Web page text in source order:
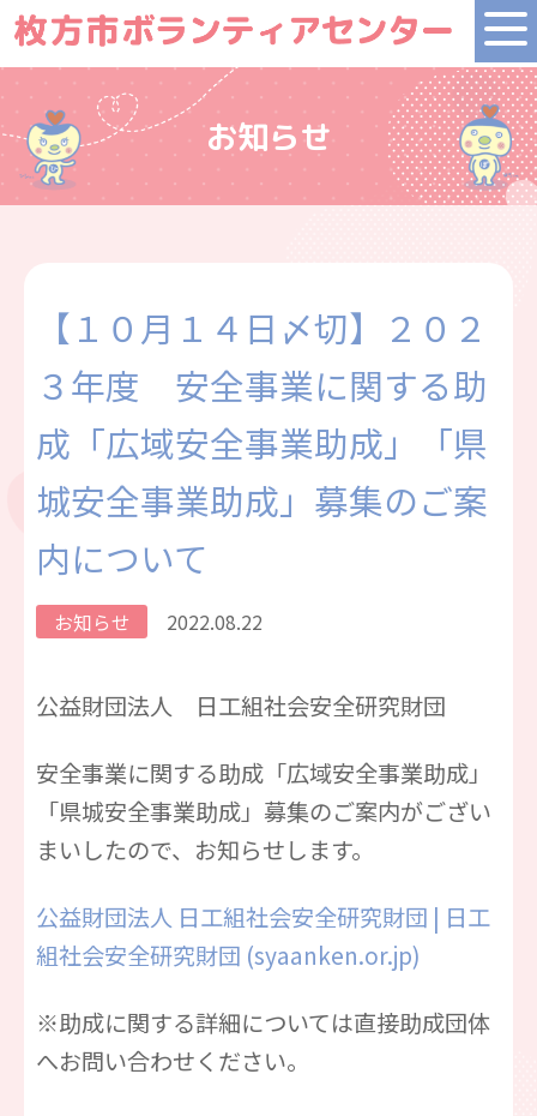
お知らせ
【１０月１４日〆切】２０２
３年度 安全事業に関する助
成「広域安全事業助成」「県
城安全事業助成」募集のご案
内について
お知らせ 2022.08.22
公益財団法人 日工組社会安全研究財団
安全事業に関する助成「広域安全事業助成」
「県城安全事業助成」募集のご案内がござい
まいしたので、お知らせします。
公益財団法人 日工組社会安全研究財団 | 日工
組社会安全研究財団 (syaanken.or.jp)
※助成に関する詳細については直接助成団体
へお問い合わせください。